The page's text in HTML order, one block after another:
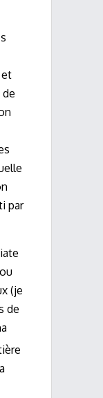
et
par
(je
de